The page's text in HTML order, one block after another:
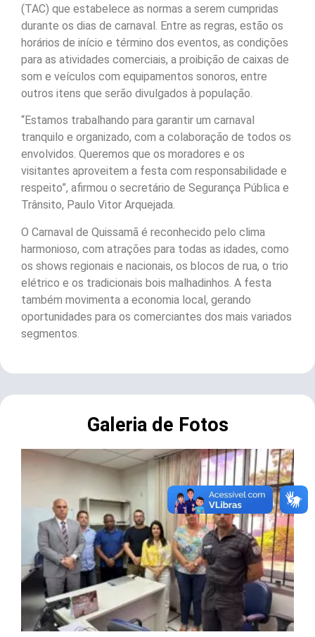
(TAC) que estabelece as normas a serem cumpridas
durante os dias de carnaval. Entre as regras, estão os
horários de início e término dos eventos, as condições
para as atividades comerciais, a proibição de caixas de
som e veículos com equipamentos sonoros, entre
outros itens que serão divulgados à população.
“Estamos trabalhando para garantir um carnaval
tranquilo e organizado, com a colaboração de todos os
envolvidos. Queremos que os moradores e os
visitantes aproveitem a festa com responsabilidade e
respeito”, afirmou o secretário de Segurança Pública e
Trânsito, Paulo Vitor Arquejada.
O Carnaval de Quissamã é reconhecido pelo clima
harmonioso, com atrações para todas as idades, como
os shows regionais e nacionais, os blocos de rua, o trio
elétrico e os tradicionais bois malhadinhos. A festa
também movimenta a economia local, gerando
oportunidades para os comerciantes dos mais variados
segmentos.
Galeria de Fotos